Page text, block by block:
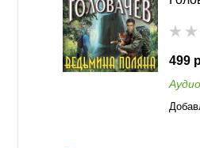
499